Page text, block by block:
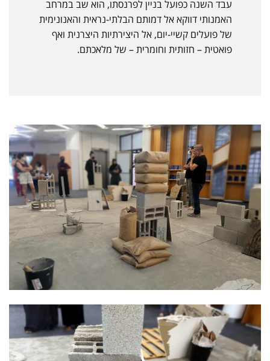
עבד השנה כפועל בניין לפרנסתו, הוא שב במרחב
האמנותי דווקא אל דמותם הבלתי-נראית והאנונימית
של פועלים קשיי-יום, אל היצירתיות היצרנית ואף
פואטית – חזותית וחומרית – של מלאכתם.